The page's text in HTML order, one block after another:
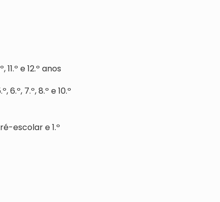
e 12.º anos
6.º, 7.º, 8.º e 10.º
escolar e 1.º